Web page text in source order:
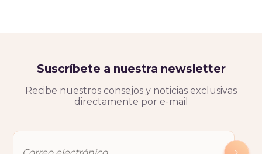
Suscríbete a nuestra newsletter
Recibe nuestros consejos y noticias exclusivas
directamente por e-mail